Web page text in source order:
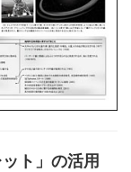
ト」の活用